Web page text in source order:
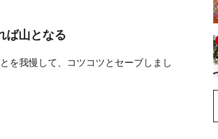
ば山となる
を我慢して、コツコツとセーブしまし